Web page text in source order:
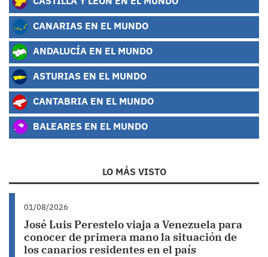
CANARIAS EN EL MUNDO
ANDALUCÍA EN EL MUNDO
ASTURIAS EN EL MUNDO
CANTABRIA EN EL MUNDO
BALEARES EN EL MUNDO
LO MÁS VISTO
01/08/2026
José Luis Perestelo viaja a Venezuela para
conocer de primera mano la situación de
los canarios residentes en el país